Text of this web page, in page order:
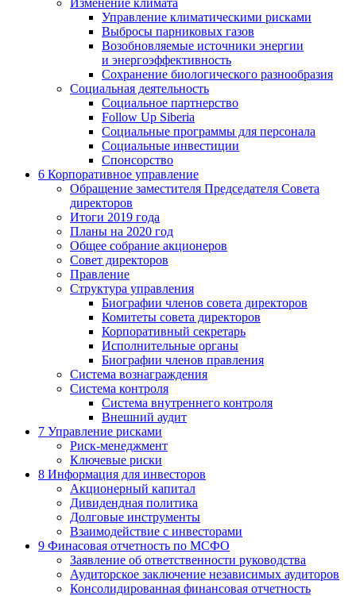
Изменение климата
Управление климатическими рисками
Выбросы парниковых газов
Возобновляемые источники энергии
и энергоэффективность
Сохранение биологического разнообразия
Социальная деятельность
Социальное партнерство
Follow Up Siberia
Социальные программы для персонала
Социальные инвестиции
Спонсорство
6 Корпоративное управление
Обращение заместителя Председателя Совета
директоров
Итоги 2019 года
Планы на 2020 год
Общее собрание акционеров
Совет директоров
Правление
Структура управления
Биографии членов совета директоров
Комитеты совета директоров
Корпоративный секретарь
Исполнительные органы
Биографии членов правления
Система вознаграждения
Система контроля
Система внутреннего контроля
Внешний аудит
7 Управление рисками
Риск-менеджмент
Ключевые риски
8 Информация для инвесторов
Акционерный капитал
Дивидендная политика
Долговые инструменты
Взаимодействие с инвеcторами
9 Финасовая отчетность по МСФО
Заявление об ответственности руководства
Аудиторское заключение независимых аудиторов
Консолидированная финансовая отчетность